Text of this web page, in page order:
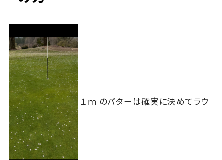
１ｍ のパターは確実に決めてラウ